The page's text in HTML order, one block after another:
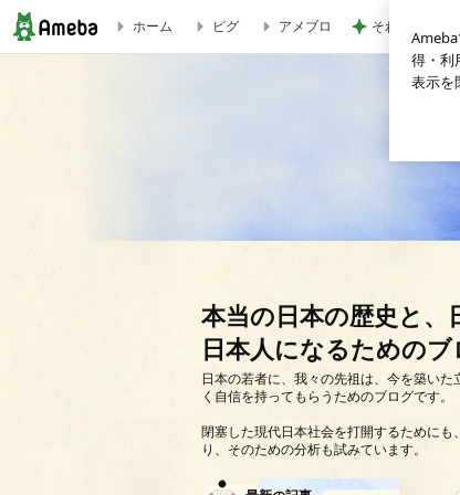
ブログ作り 〜 フォルダによるデータの管理 | 本当の日
ホーム ピグ アメブロ そわそわドキ
本当の日本の歴史と、
日本人になるためのブ
日本の若者に、我々の先祖は、今を築い
く自信を持ってもらうためのブログです。
閉塞した現代日本社会を打開するために
り、そのための分析も試みています。